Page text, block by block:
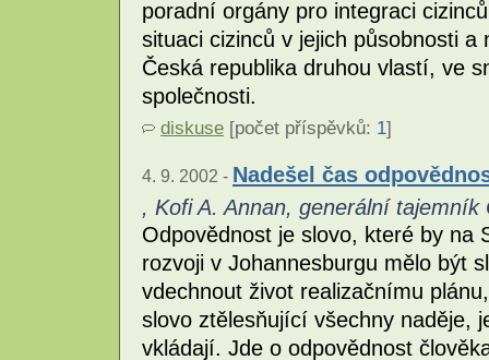
poradní orgány pro integraci
situaci cizinců v jejich působnosti
Česká republika druhou vlastí, ve
společnosti.
diskuse [počet příspěvků: 1]
4. 9. 2002 - Nadešel čas
, Kofi A. Annan, generální tajemník
Odpovědnost je slovo, které by na
rozvoji v Johannesburgu mělo být
vdechnout život realizačnímu
slovo ztělesňující všechny naděje,
vkládají. Jde o odpovědnost